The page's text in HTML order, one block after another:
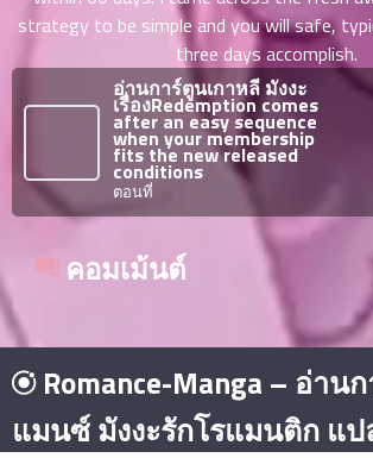
strategy to be simple and you will safe,
three days accomplish.
อ่านการ์ตูนเกาหลี มังงะ
เรื่องRedemption comes
after an easy sequence
when your membership
fits the new released
conditions
ตอนที่
คอมเม้นต์
ที่
37
ตอน
38
ตอน
ที่
40
ที่
Romance-Manga – อ่าน
แมนซ์ มังงะรักโรแมนติก แ